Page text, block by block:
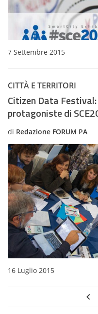
7 Settembre 2015
CITTÀ E TERRITORI
Citizen Data
protagoniste di
di Redazione FORUM PA
16 Luglio 2015